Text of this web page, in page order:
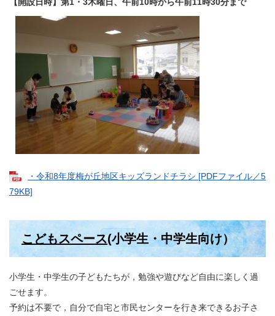
・令和8年度梅が丘地区キッズランドチラシ [PDFファイル／5
79KB]
こどもスペース(小学生・中学生向け）
小学生・中学生の子どもたちが，勉強や遊びなど自由に楽しく過
ごせます。
予約は不要で，自分で自宅と市民センターを行き来できるお子さ